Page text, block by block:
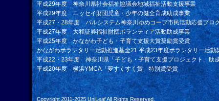
平成29年度 神奈川県社会福祉協議会地域福祉活動支援事業
平成29年度 ニッセイ財団児童・少年の健全育成助成事業
平成27・28年度 パルシステム神奈川ゆめコープ市民活動応援プロ
平成27年度 大和証券福祉財団ボランティア活動助成事業
平成25年度 かながわ子ども・子育て支援大賞奨励賞受賞
かながわボランタリー活動推進基金21 平成23年度ボランタリー活動
平成22・23年度 神奈川県「子ども・子育て支援プロジェクト」助
平成20年度 横浜YMCA「夢すくすく賞」特別賞受賞
Copyright 2011-2025 UniLeafAll Rights Reserved.